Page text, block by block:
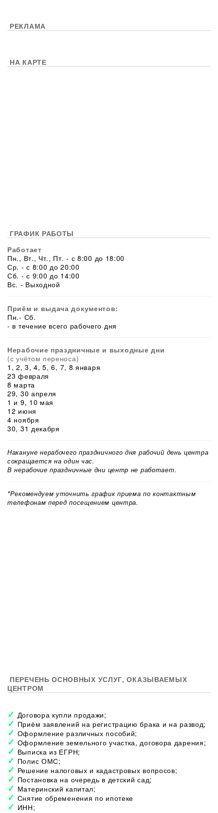
РЕКЛАМА
НА КАРТЕ
ГРАФИК РАБОТЫ
Работает
Пн., Вт., Чт., Пт. - с 8:00 до 18:00
Ср. - с 8:00 до 20:00
Сб. - с 9:00 до 14:00
Вс. - Выходной
Приём и выдача документов:
Пн.- Сб.
- в течение всего рабочего дня
Нерабочие праздничные и выходные дни
(с учётом переноса)
1, 2, 3, 4, 5, 6, 7, 8 января
23 февраля
8 марта
29, 30 апреля
1 и 9, 10 мая
12 июня
4 ноября
30, 31 декабря
Накануне нерабочего праздничного дня рабочий день центра
сокращается на один час.
В нерабочие праздничные дни центр не работает.
*Рекомендуем уточнить график приема по контактным
телефонам перед посещением центра.
ПЕРЕЧЕНЬ ОСНОВНЫХ УСЛУГ, ОКАЗЫВАЕМЫХ
ЦЕНТРОМ
Договора купли продажи;
Приём заявлений на регистрацию брака и на развод;
Оформление различных пособий;
Оформление земельного участка, договора дарения;
Выписка из ЕГРН;
Полис ОМС;
Решение налоговых и кадастровых вопросов;
Постановка на очередь в детский сад;
Материнский капитал;
Снятие обременения по ипотеке
ИНН;